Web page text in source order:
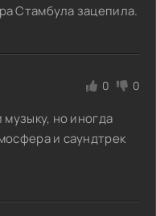
Стамбула зацепила.
0 0
но иногда
и саундтрек